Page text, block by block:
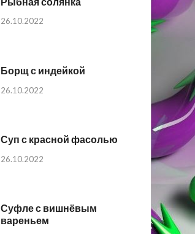
26.10.2022
Борщ с индейкой
26.10.2022
Суп с красной фасолью
26.10.2022
Суфле с вишнёвым
вареньем